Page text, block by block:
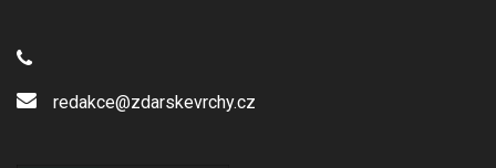
redakce@zdarskevrchy.cz